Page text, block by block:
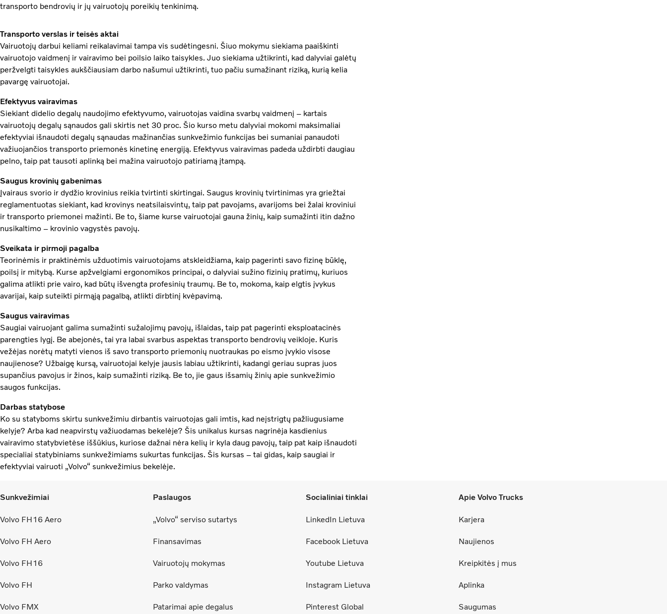
transporto bendrovių ir jų vairuotojų poreikių tenkinimą.
Transporto verslas ir teisės aktai
Vairuotojų darbui keliami reikalavimai tampa vis sudėtingesni. Šiuo mokymu siekiama paaiškinti
vairuotojo vaidmenį ir vairavimo bei poilsio laiko taisykles. Juo siekiama užtikrinti, kad dalyviai galėtų
peržvelgti taisykles aukščiausiam darbo našumui užtikrinti, tuo pačiu sumažinant riziką, kurią kelia
pavargę vairuotojai.
Efektyvus vairavimas
Siekiant didelio degalų naudojimo efektyvumo, vairuotojas vaidina svarbų vaidmenį – kartais
vairuotojų degalų sąnaudos gali skirtis net 30 proc. Šio kurso metu dalyviai mokomi maksimaliai
efektyviai išnaudoti degalų sąnaudas mažinančias sunkvežimio funkcijas bei sumaniai panaudoti
važiuojančios transporto priemonės kinetinę energiją. Efektyvus vairavimas padeda uždirbti daugiau
pelno, taip pat tausoti aplinką bei mažina vairuotojo patiriamą įtampą.
Saugus krovinių gabenimas
Įvairaus svorio ir dydžio krovinius reikia tvirtinti skirtingai. Saugus krovinių tvirtinimas yra griežtai
reglamentuotas siekiant, kad krovinys neatsilaisvintų, taip pat pavojams, avarijoms bei žalai kroviniui
ir transporto priemonei mažinti. Be to, šiame kurse vairuotojai gauna žinių, kaip sumažinti itin dažno
nusikaltimo – krovinio vagystės pavojų.
Sveikata ir pirmoji pagalba
Teorinėmis ir praktinėmis užduotimis vairuotojams atskleidžiama, kaip pagerinti savo fizinę būklę,
poilsį ir mitybą. Kurse apžvelgiami ergonomikos principai, o dalyviai sužino fizinių pratimų, kuriuos
galima atlikti prie vairo, kad būtų išvengta profesinių traumų. Be to, mokoma, kaip elgtis įvykus
avarijai, kaip suteikti pirmąją pagalbą, atlikti dirbtinį kvėpavimą.
Saugus vairavimas
Saugiai vairuojant galima sumažinti sužalojimų pavojų, išlaidas, taip pat pagerinti eksploatacinės
parengties lygį. Be abejonės, tai yra labai svarbus aspektas transporto bendrovių veikloje. Kuris
vežėjas norėtų matyti vienos iš savo transporto priemonių nuotraukas po eismo įvykio visose
naujienose? Užbaigę kursą, vairuotojai kelyje jausis labiau užtikrinti, kadangi geriau supras juos
supančius pavojus ir žinos, kaip sumažinti riziką. Be to, jie gaus išsamių žinių apie sunkvežimio
saugos funkcijas.
Darbas statybose
Ko su statyboms skirtu sunkvežimiu dirbantis vairuotojas gali imtis, kad neįstrigtų pažliugusiame
kelyje? Arba kad neapvirstų važiuodamas bekelėje? Šis unikalus kursas nagrinėja kasdienius
vairavimo statybvietėse iššūkius, kuriose dažnai nėra kelių ir kyla daug pavojų, taip pat kaip išnaudoti
specialiai statybiniams sunkvežimiams sukurtas funkcijas. Šis kursas – tai gidas, kaip saugiai ir
efektyviai vairuoti „Volvo“ sunkvežimius bekelėje.
Sunkvežimiai
Volvo FH16 Aero
Volvo FH Aero
Volvo FH16
Volvo FH
Volvo FMX
Paslaugos
„Volvo“ serviso sutartys
Finansavimas
Vairuotojų mokymas
Parko valdymas
Patarimai apie degalus
Socialiniai tinklai
LinkedIn Lietuva
Facebook Lietuva
Youtube Lietuva
Instagram Lietuva
Pinterest Global
Apie Volvo Trucks
Karjera
Naujienos
Kreipkitės į mus
Aplinka
Saugumas